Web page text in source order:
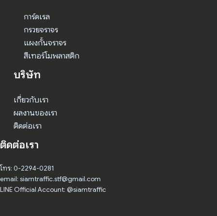
การ์ดเรล
กรวยจราจร
แผงกั้นจราจร
สีเทอร์โมพลาสติก
บริษัท
เกี่ยวกับเรา
ผลงานของเรา
ติดต่อเรา
ติดต่อเรา
โทร: 0-2294-0281
email: siamtraffic.stf@gmail.com
LINE Official Account: @siamtraffic